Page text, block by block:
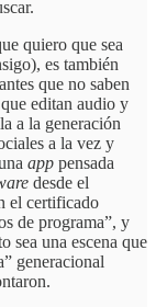
quiero que sea
es también
que no saben
editan audio y
a la generación
a la vez y
app pensada
desde el
el certificado
de programa”, y
sea una escena que
generacional